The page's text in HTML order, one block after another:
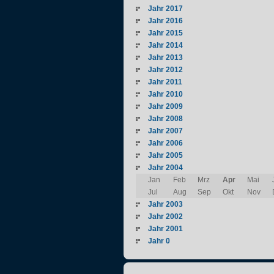
Jahr 2017
Jahr 2016
Jahr 2015
Jahr 2014
Jahr 2013
Jahr 2012
Jahr 2011
Jahr 2010
Jahr 2009
Jahr 2008
Jahr 2007
Jahr 2006
Jahr 2005
Jahr 2004
Jan
Feb Mrz Apr Mai
Jul
Aug Sep Okt Nov
Jahr 2003
Jahr 2002
Jahr 2001
Jahr 0